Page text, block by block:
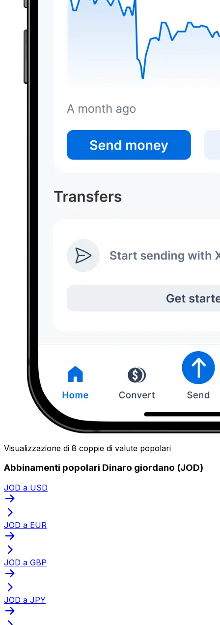
Visualizzazione di 8 coppie di valute popolari
Abbinamenti popolari Dinaro giordano (JOD)
JOD a USD
JOD a EUR
JOD a GBP
JOD a JPY